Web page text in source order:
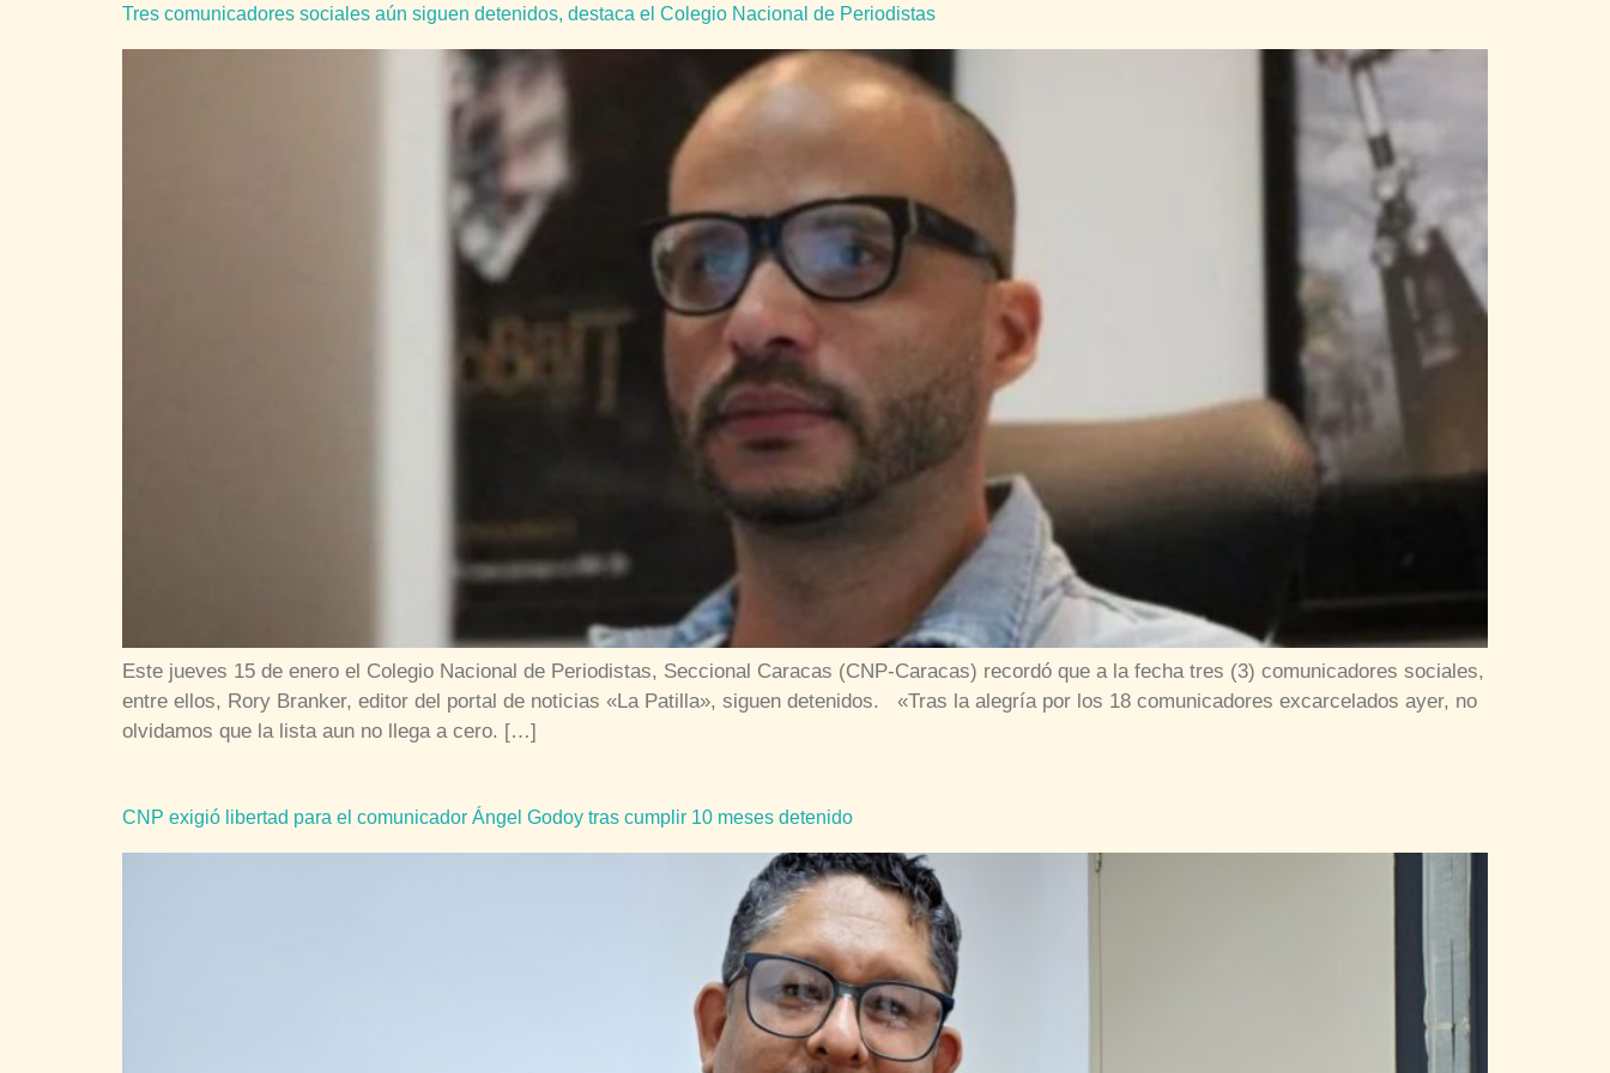
Tres comunicadores sociales aún siguen detenidos, destaca el Colegio Nacional de Periodistas
Este jueves 15 de enero el Colegio Nacional de Periodistas, Seccional Caracas (CNP-Caracas) recordó que a la fecha tres (3) comunicadores sociales,
entre ellos, Rory Branker, editor del portal de noticias «La Patilla», siguen detenidos. «Tras la alegría por los 18 comunicadores excarcelados ayer, no
olvidamos que la lista aun no llega a cero. […]
CNP exigió libertad para el comunicador Ángel Godoy tras cumplir 10 meses detenido